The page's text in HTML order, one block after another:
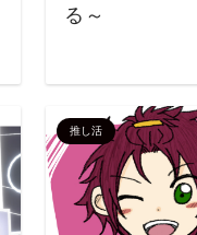
る～
推し活